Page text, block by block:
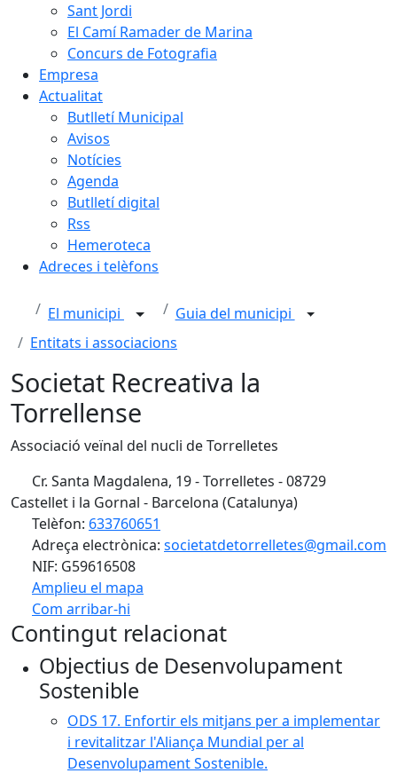
Sant Jordi
El Camí Ramader de Marina
Concurs de Fotografia
Empresa
Actualitat
Butlletí Municipal
Avisos
Notícies
Agenda
Butlletí digital
Rss
Hemeroteca
Adreces i telèfons
El municipi
Guia del municipi
Entitats i associacions
Societat Recreativa la
Torrellense
Associació veïnal del nucli de Torrelletes
Cr. Santa Magdalena, 19 - Torrelletes - 08729
Castellet i la Gornal - Barcelona (Catalunya)
Telèfon: 633760651
Adreça electrònica: societatdetorrelletes@gmail.com
NIF: G59616508
Amplieu el mapa
Com arribar-hi
+
−
Contingut relacionat
Objectius de Desenvolupament
Sostenible
ODS 17. Enfortir els mitjans per a implementar
i revitalitzar l'Aliança Mundial per al
Desenvolupament Sostenible.